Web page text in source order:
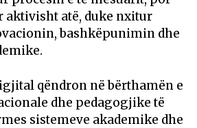
aktivisht atë, duke nxitur
bashkëpunimin dhe
qëndron në bërthamën e
dhe pedagogjike të
sistemeve akademike dhe